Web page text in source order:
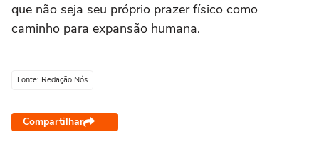
que não seja seu próprio prazer físico como
caminho para expansão humana.
Fonte: Redação Nós
Compartilhar